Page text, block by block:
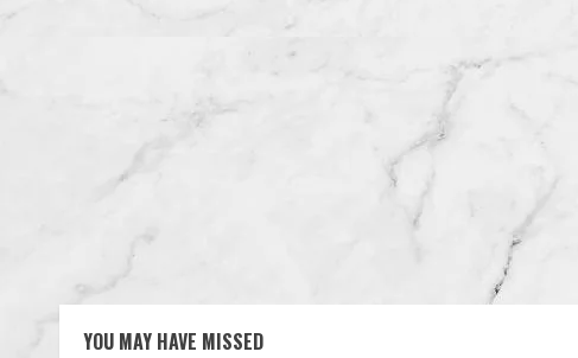
YOU MAY HAVE MISSED
Agro Eco Brasil
Ambiente em Foco